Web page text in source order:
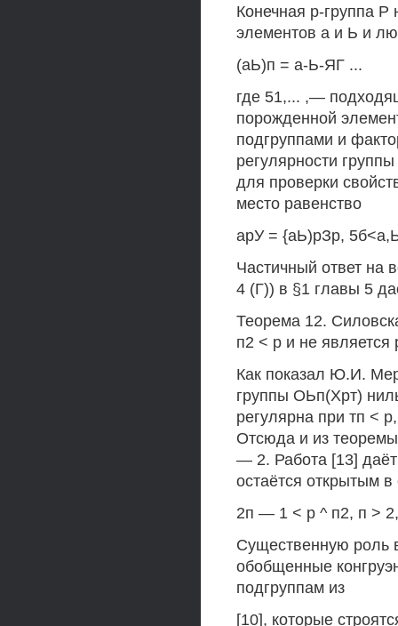
Конечная р-группа
элементов а и Ь и
(аЬ)п = а-Ь-ЯГ ...
где 51,... ,—
порожденной
подгруппами и
регулярности
для проверки
место равенство
арУ = {аЬ)рЗр,
Частичный ответ на
4 (Г)) в §1 главы 5
Теорема 12.
п2 < р и не является
Как показал Ю.И.
группы ОЬп(Хрт)
регулярна при тп <
Отсюда и из
— 2. Работа [13]
остаётся открытым в
2п — 1 < р ^ п2, п >
Существенную роль
обобщенные
подгруппам из
[10], которые